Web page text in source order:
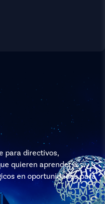
para directivos,
quieren aprender a
en oportunidades para